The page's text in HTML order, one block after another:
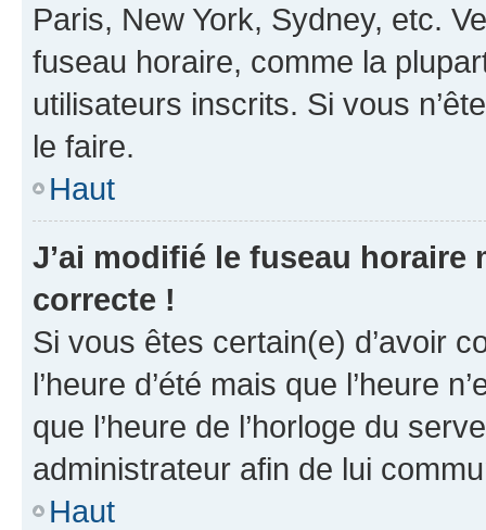
Paris, New York, Sydney, etc.
fuseau horaire, comme la
utilisateurs inscrits. Si vous
le faire.
Haut
J’ai modifié le fuseau horaire
correcte !
Si vous êtes certain(e) d’avoir
l’heure d’été mais que l’heure
que l’heure de l’horloge du
administrateur afin de lui
Haut